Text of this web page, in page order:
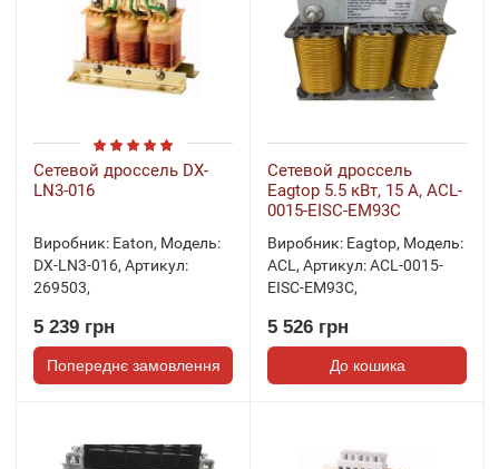
Сетевой дроссель DX-
LN3-016
Виробник: Eaton, Модель:
DX-LN3-016, Артикул:
269503,
5 239 грн
Попереднє замовлення
Сетевой дроссель
Eagtop 5.5 кВт, 15 А, ACL-
0015-EISC-EM93C
Виробник: Eagtop, Модель:
ACL, Артикул:ACL-0015-
EISC-EM93C,
5 526 грн
До кошика